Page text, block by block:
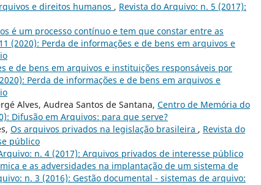
e direitos humanos , Revista do Arquivo: n. 5 (2017):
é um processo contínuo e tem que constar entre as
(2020): Perda de informações e de bens em arquivos e
e de bens em arquivos e instituições responsáveis por
Perda de informações e de bens em arquivos e
Alves, Audrea Santos de Santana, Centro de Memória do
Difusão em Arquivos: para que serve?
Os arquivos privados na legislação brasileira , Revista do
público
n. 4 (2017): Arquivos privados de interesse público
e as adversidades na implantação de um sistema de
n. 3 (2016): Gestão documental - sistemas de arquivo: